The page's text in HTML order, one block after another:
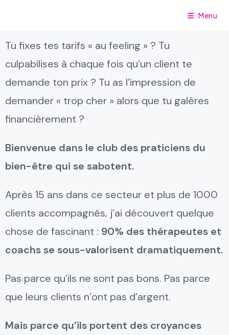
Menu
Tu fixes tes tarifs « au feeling » ? Tu
culpabilises à chaque fois qu’un client te
demande ton prix ? Tu as l’impression de
demander « trop cher » alors que tu galères
financièrement ?
Bienvenue dans le club des praticiens du
bien-être qui se sabotent.
Après 15 ans dans ce secteur et plus de 1000
clients accompagnés, j’ai découvert quelque
chose de fascinant : 90% des thérapeutes et
coachs se sous-valorisent dramatiquement.
Pas parce qu’ils ne sont pas bons. Pas parce
que leurs clients n’ont pas d’argent.
Mais parce qu’ils portent des croyances